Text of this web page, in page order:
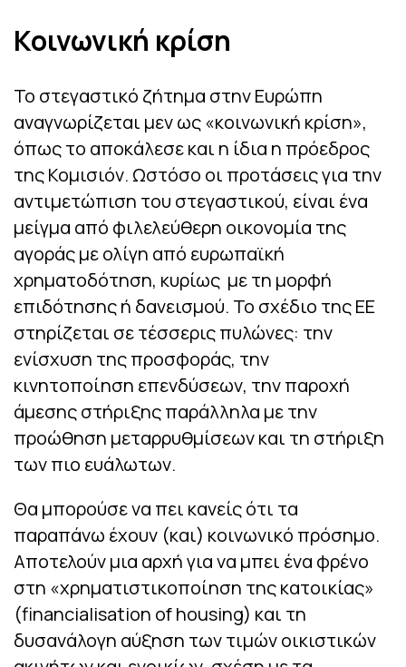
Κοινωνική κρίση
Το στεγαστικό ζήτημα στην Ευρώπη
αναγνωρίζεται μεν ως «κοινωνική κρίση»,
όπως το αποκάλεσε και η ίδια η πρόεδρος
της Κομισιόν. Ωστόσο οι προτάσεις για την
αντιμετώπιση του στεγαστικού, είναι ένα
μείγμα από φιλελεύθερη οικονομία της
αγοράς με ολίγη από ευρωπαϊκή
χρηματοδότηση, κυρίως με τη μορφή
επιδότησης ή δανεισμού. Το σχέδιο της ΕΕ
στηρίζεται σε τέσσερις πυλώνες: την
ενίσχυση της προσφοράς, την
κινητοποίηση επενδύσεων, την παροχή
άμεσης στήριξης παράλληλα με την
προώθηση μεταρρυθμίσεων και τη στήριξη
των πιο ευάλωτων.
Θα μπορούσε να πει κανείς ότι τα
παραπάνω έχουν (και) κοινωνικό πρόσημο.
Αποτελούν μια αρχή για να μπει ένα φρένο
στη «χρηματιστικοποίηση της κατοικίας»
(financialisation of housing) και τη
δυσανάλογη αύξηση των τιμών οικιστικών